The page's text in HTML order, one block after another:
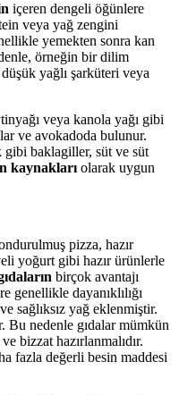
içeren dengeli öğünlere
veya yağ zengini
yemekten sonra kan
örneğin bir dilim
yağlı şarküteri veya
veya kanola yağı gibi
ve avokadoda bulunur.
baklagiller, süt ve süt
kaynaklarıolarak uygun
pizza, hazır
yoğurt gibi hazır ürünlerle
birçok avantajı
genellikle dayanıklılığı
sağlıksız yağ eklenmiştir.
nedenle gıdalar mümkün
bizzat hazırlanmalıdır.
fazla değerli besin maddesi